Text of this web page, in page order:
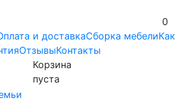
0
и доставкаСборка мебелиКак
ОтзывыКонтакты
Корзина
пуста